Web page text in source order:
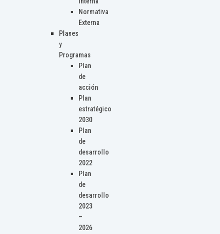
Normativa
Externa
Planes
y
Programas
Plan
de
acción
Plan
estratégico
2030
Plan
de
desarrollo
2022
Plan
de
desarrollo
2023
–
2026